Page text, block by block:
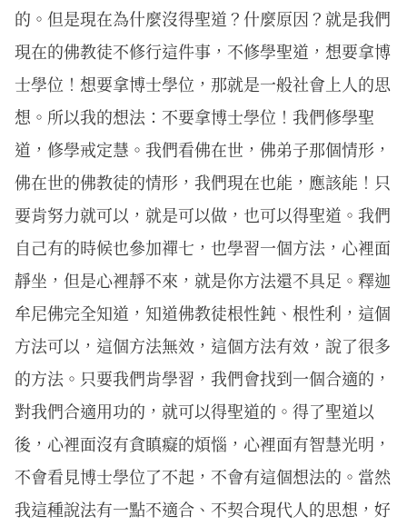
的。但是現在為什麼沒得聖道？什麼原因？就是我們
現在的佛教徒不修行這件事，不修學聖道，想要拿博
士學位！想要拿博士學位，那就是一般社會上人的思
想。所以我的想法：不要拿博士學位！我們修學聖
道，修學戒定慧。我們看佛在世，佛弟子那個情形，
佛在世的佛教徒的情形，我們現在也能，應該能！只
要肯努力就可以，就是可以做，也可以得聖道。我們
自己有的時候也參加禪七，也學習一個方法，心裡面
靜坐，但是心裡靜不來，就是你方法還不具足。釋迦
牟尼佛完全知道，知道佛教徒根性鈍、根性利，這個
方法可以，這個方法無效，這個方法有效，說了很多
的方法。只要我們肯學習，我們會找到一個合適的，
對我們合適用功的，就可以得聖道的。得了聖道以
後，心裡面沒有貪瞋癡的煩惱，心裡面有智慧光明，
不會看見博士學位了不起，不會有這個想法的。當然
我這種說法有一點不適合、不契合現代人的思想，好